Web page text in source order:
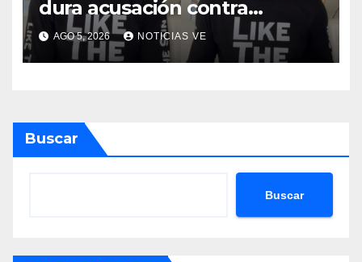
dura acusación contra
Telemundo y advirtió que lo
que hacen en su contra es
ilegal en EEUU
AGO 5, 2026 NOTICIAS VE
Buscar
Buscar